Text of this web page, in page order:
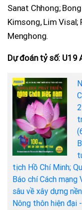
Sanat Chhong;
Kimsong, Lim Visal;
Menghong.
Dự đoán tỷ số: U19
tịch Hồ Chí Minh;
Báo chí Cách
sâu về xây dựng
Nông thôn hiện đại